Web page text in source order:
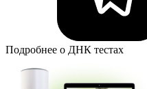
Подробнее о ДНК тестах